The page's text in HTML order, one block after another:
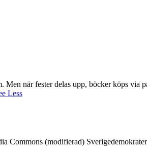
när fester delas upp, böcker köps
Less
(modifierad)